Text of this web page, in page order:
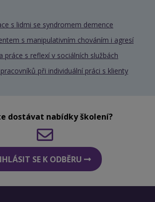
s lidmi se syndromem demence
s manipulativním chováním i agresí
práce s reflexí v sociálních službách
při individuální práci s klienty
dostávat nabídky školení?
SE K ODBĚRU